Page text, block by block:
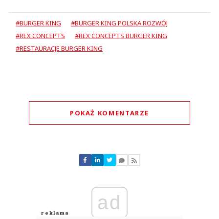
#BURGER KING
#BURGER KING POLSKA ROZWÓJ
#REX CONCEPTS
#REX CONCEPTS BURGER KING
#RESTAURACJE BURGER KING
POKAŻ KOMENTARZE
Nie znaleziono komentarzy
Zostaw swoje komentarze
Anuluj
ad